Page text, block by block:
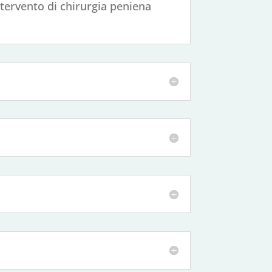
di chirurgia peniena